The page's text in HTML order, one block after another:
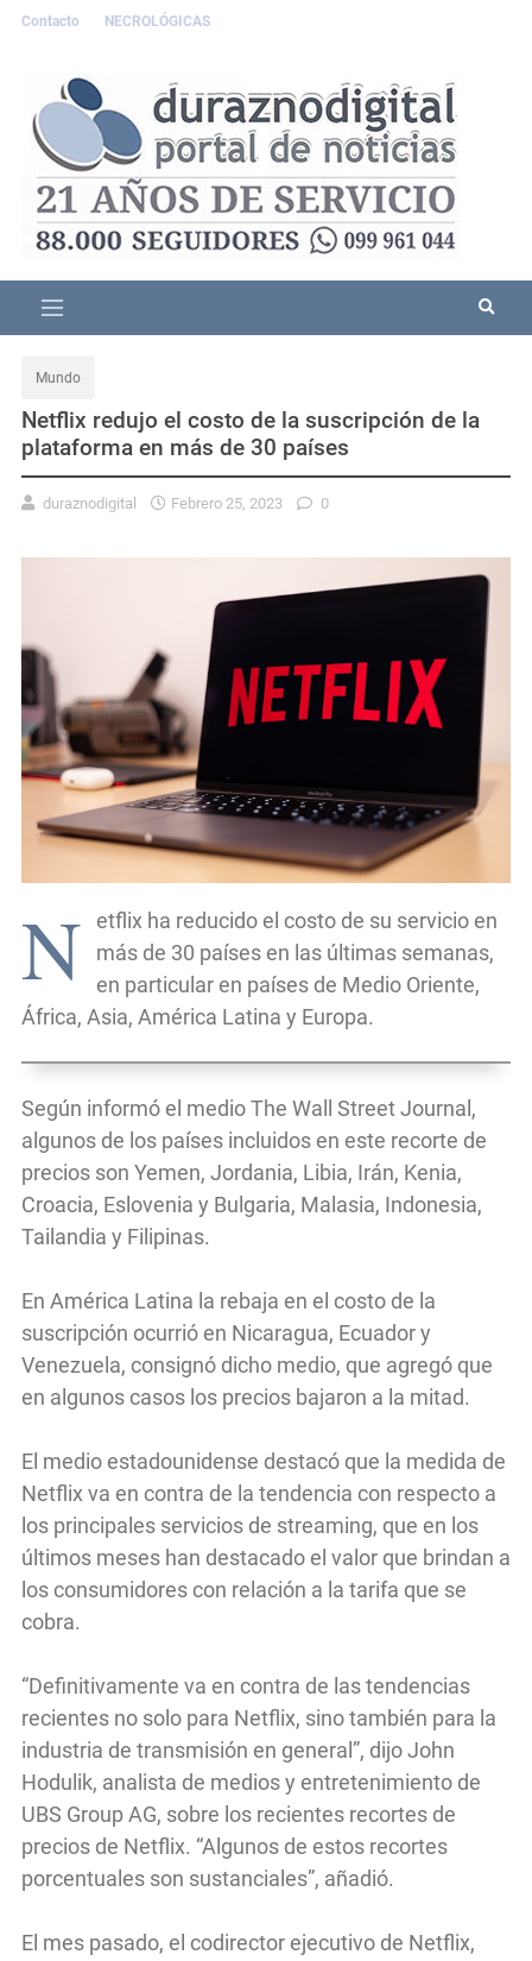
Contacto NECROLÓGICAS
Mundo
Netflix redujo el costo de la suscripción de la
plataforma en más de 30 países
duraznodigital Febrero 25, 2023 0
N
etflix ha reducido el costo de su servicio en
más de 30 países en las últimas semanas,
en particular en países de Medio Oriente,
África, Asia, América Latina y Europa.
Según informó el medio The Wall Street Journal,
algunos de los países incluidos en este recorte de
precios son Yemen, Jordania, Libia, Irán, Kenia,
Croacia, Eslovenia y Bulgaria, Malasia, Indonesia,
Tailandia y Filipinas.
En América Latina la rebaja en el costo de la
suscripción ocurrió en Nicaragua, Ecuador y
Venezuela, consignó dicho medio, que agregó que
en algunos casos los precios bajaron a la mitad.
El medio estadounidense destacó que la medida de
Netflix va en contra de la tendencia con respecto a
los principales servicios de streaming, que en los
últimos meses han destacado el valor que brindan a
los consumidores con relación a la tarifa que se
cobra.
“Definitivamente va en contra de las tendencias
recientes no solo para Netflix, sino también para la
industria de transmisión en general”, dijo John
Hodulik, analista de medios y entretenimiento de
UBS Group AG, sobre los recientes recortes de
precios de Netflix. “Algunos de estos recortes
porcentuales son sustanciales”, añadió.
El mes pasado, el codirector ejecutivo de Netflix,